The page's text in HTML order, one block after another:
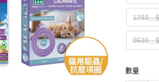
1293＿
0630＿
數量